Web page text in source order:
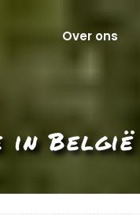
Over ons
in België